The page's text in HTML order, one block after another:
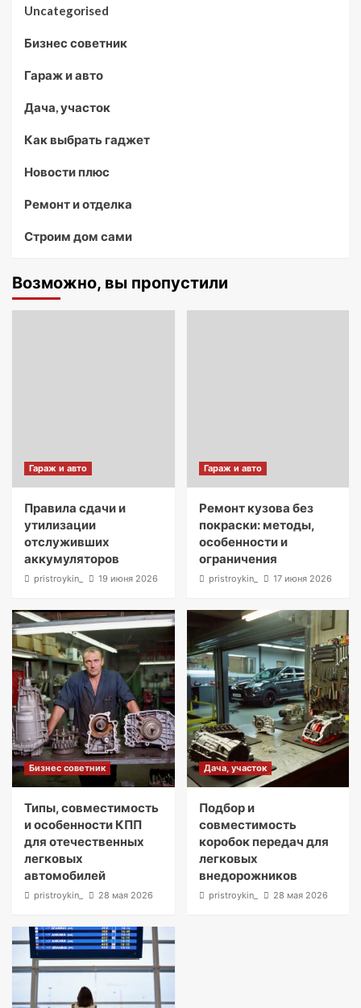
Uncategorised
Бизнес советник
Гараж и авто
Дача, участок
Как выбрать гаджет
Новости плюс
Ремонт и отделка
Строим дом сами
Возможно, вы пропустили
Гараж и авто
Правила сдачи и
утилизации
отслуживших
аккумуляторов
pristroykin_ 19 июня 2026
Гараж и авто
Ремонт кузова без
покраски: методы,
особенности и
ограничения
pristroykin_ 17 июня 2026
Бизнес советник
Типы, совместимость
и особенности КПП
для отечественных
легковых
автомобилей
pristroykin_ 28 мая 2026
Дача, участок
Подбор и
совместимость
коробок передач для
легковых
внедорожников
pristroykin_ 28 мая 2026